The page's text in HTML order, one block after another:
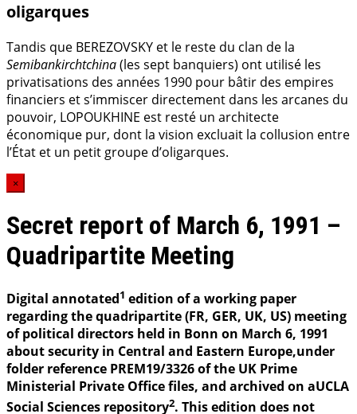
oligarques
Tandis que BEREZOVSKY et le reste du clan de la
Semibankirchtchina(les sept banquiers) ont utilisé les
privatisations des années 1990 pour bâtir des empires
financiers et s’immiscer directement dans les arcanes du
pouvoir, LOPOUKHINE est resté un architecte
économique pur, dont la vision excluait la collusion entre
l’État et un petit groupe d’oligarques.
×
Secret report of March 6, 1991 –
Quadripartite Meeting
Digital annotated1 edition of a working paper
regarding the quadripartite (FR, GER, UK, US) meeting
of political directors held in Bonn on March 6, 1991
about security in Central and Eastern Europe,under
folder reference PREM19/3326 of the UK Prime
Ministerial Private Office files, and archived on aUCLA
Social Sciences repository2. This edition does not